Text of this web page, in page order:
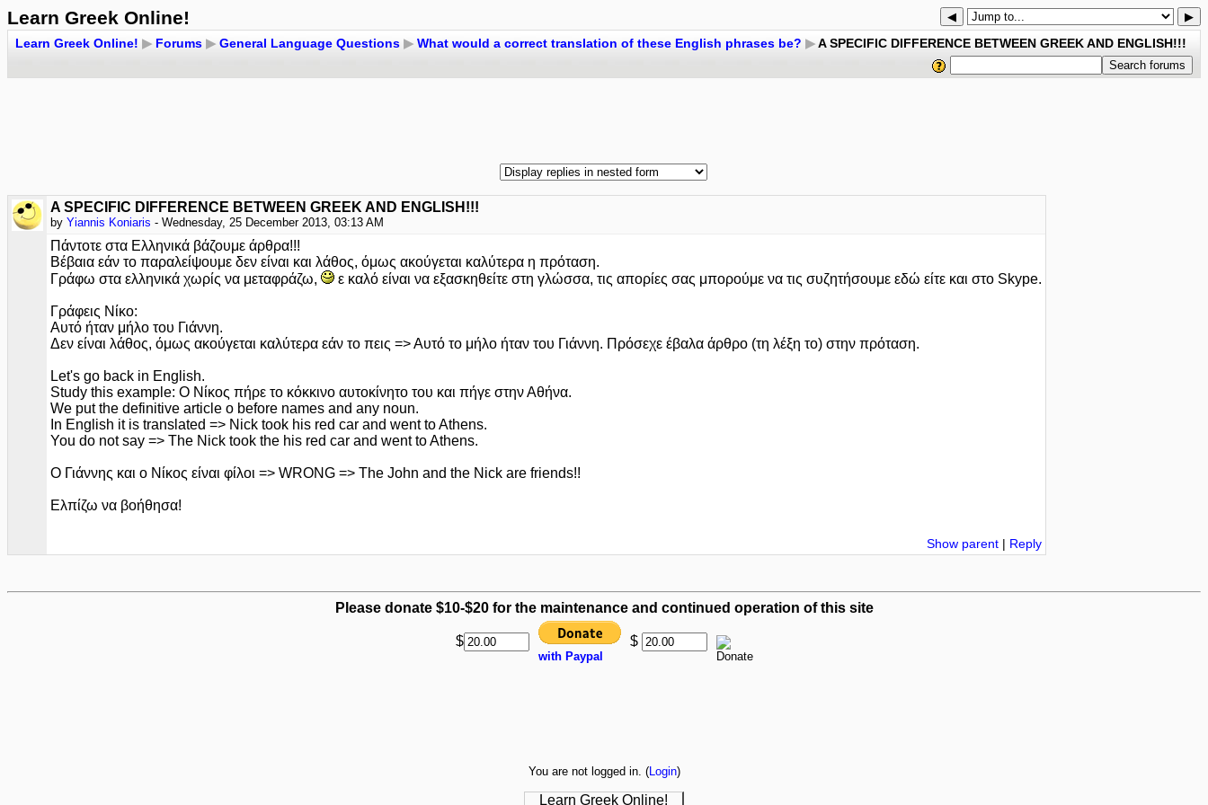
Learn Greek Online! ◀ ▶
Learn Greek Online! ▶ Forums ▶ General Language Questions ▶ What would a correct translation of these English phrases be? ▶A SPECIFIC DIFFERENCE BETWEEN GREEK AND ENGLISH!!!
A SPECIFIC DIFFERENCE BETWEEN GREEK AND ENGLISH!!!
by Yiannis Koniaris - Wednesday, 25 December 2013, 03:13 AM
Πάντοτε στα Ελληνικά βάζουμε άρθρα!!!
Βέβαια εάν το παραλείψουμε δεν είναι και λάθος, όμως ακούγεται καλύτερα η πρόταση.
Γράφω στα ελληνικά χωρίς να μεταφράζω,
ε καλό είναι να εξασκηθείτε στη γλώσσα, τις απορίες σας μπορούμε να τις συζητήσουμε εδώ είτε και στο Skype.
Γράφεις Νίκο:
Αυτό ήταν μήλο του Γιάννη.
Δεν είναι λάθος, όμως ακούγεται καλύτερα εάν το πεις => Αυτό το μήλο ήταν του Γιάννη. Πρόσεχε έβαλα άρθρο (τη λέξη το) στην πρόταση.
Let's go back in English.
Study this example: Ο Νίκος πήρε το κόκκινο αυτοκίνητο του και πήγε στην Αθήνα.
We put the definitive article o before names and any noun.
In English it is translated => Νick took his red car and went to Athens.
You do not say => The Nick took the his red car and went to Athens.
O Γιάννης και ο Νίκος είναι φίλοι => WRONG => The John and the Nick are friends!!
Ελπίζω να βοήθησα!
Show parent | Reply
Please donate $10-$20 for the maintenance and continued operation of this site
$
with Paypal
$
You are not logged in. (Login)
Learn Greek Online!